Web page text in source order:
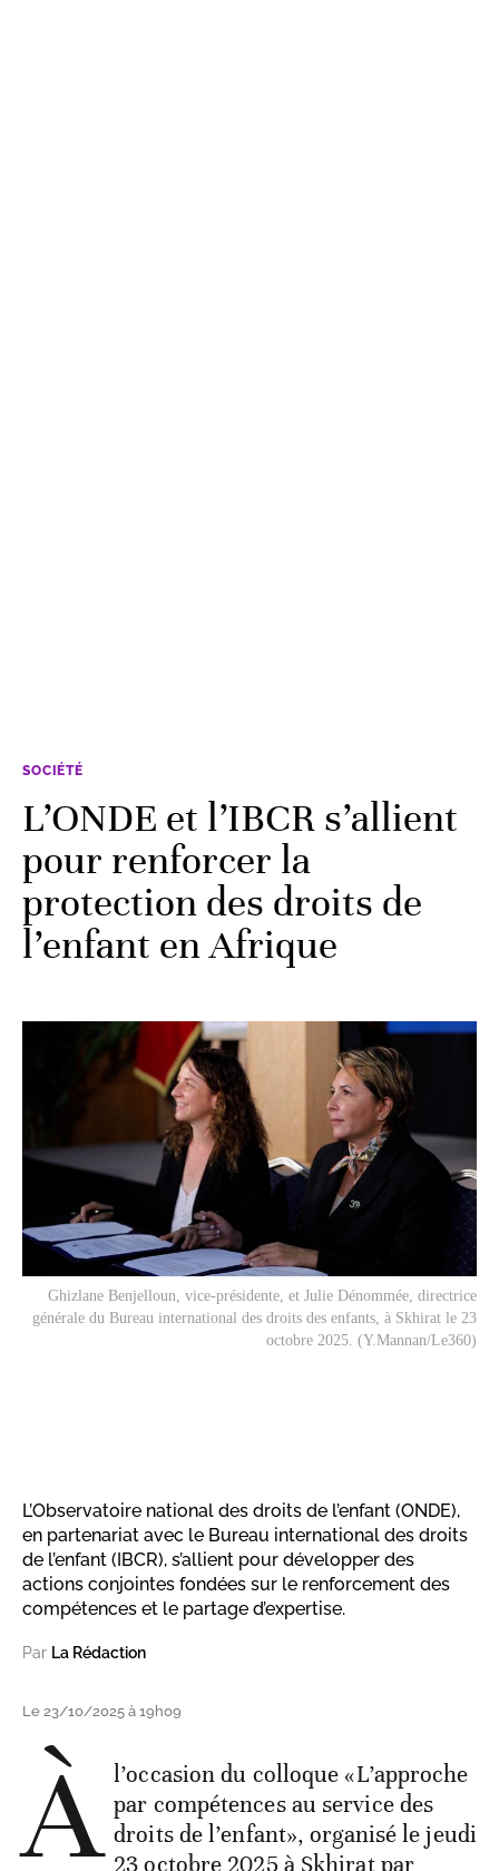
SOCIÉTÉ
L’ONDE et l’IBCR s’allient
pour renforcer la
protection des droits de
l’enfant en Afrique
Ghizlane Benjelloun, vice-présidente, et Julie Dénommée, directrice
générale du Bureau international des droits des enfants, à Skhirat le 23
octobre 2025. (Y.Mannan/Le360)
L’Observatoire national des droits de l’enfant (ONDE),
en partenariat avec le Bureau international des droits
de l’enfant (IBCR), s’allient pour développer des
actions conjointes fondées sur le renforcement des
compétences et le partage d’expertise.
Par La Rédaction
Le 23/10/2025 à 19h09
À l’occasion du colloque «L’approche
par compétences au service des
droits de l’enfant», organisé le jeudi
23 octobre 2025 à Skhirat par